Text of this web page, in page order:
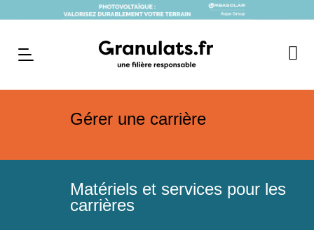
Gérer une carrière
Matériels et services pour les
carrières